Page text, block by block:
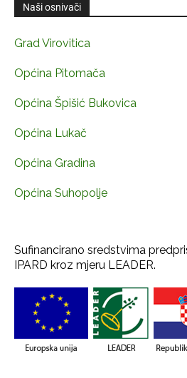
Naši osnivači
Grad Virovitica
Općina Pitomača
Općina Špišić Bukovica
Općina Lukač
Općina Gradina
Općina Suhopolje
Sufinancirano sredstvima
IPARD kroz mjeru LEADER.